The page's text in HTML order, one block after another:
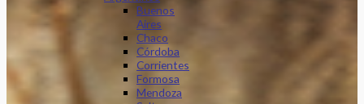
Buenos
Aires
Chaco
Córdoba
Corrientes
Formosa
Mendoza